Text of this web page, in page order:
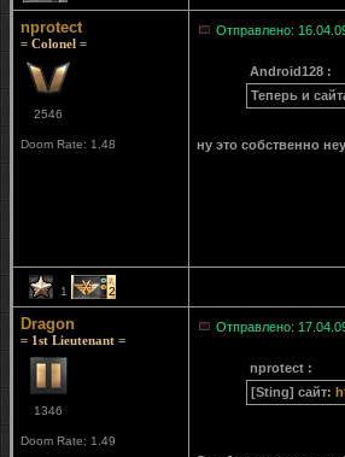
nprotect
= Colonel =
2546
Doom Rate: 1.48
Отправлено:
Android128 :
Теперь и
ну это собственно
1 2
Dragon
= 1st Lieutenant =
1346
Doom Rate: 1.49
Отправлено:
nprotect :
[Sting] сайт: